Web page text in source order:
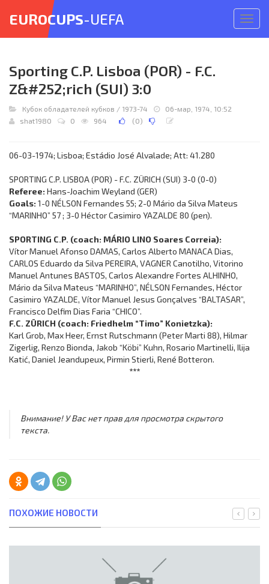
меню
EUROCUPS-UEFA
Sporting C.P. Lisboa (POR) - F.C.
Z&#252;rich (SUI) 3:0
Кубок обладателей кубков / 1973-74
06-мар, 1974, 10:52
shat1980
0 964 (0)
06-03-1974; Lisboa; Estádio José Alvalade; Att: 41.280
SPORTING C.P. LISBOA (POR) - F.C. ZÜRICH (SUI) 3-0 (0-0)
Referee: Hans-Joachim Weyland (GER)
Goals: 1-0 NÉLSON Fernandes 55; 2-0 Mário da Silva Mateus
“MARINHO” 57 ; 3-0 Héctor Casimiro YAZALDE 80 (pen).
SPORTING C.P. (coach: MÁRIO LINO Soares Correia):
Vítor Manuel Afonso DAMAS, Carlos Alberto MANACA Dias,
CARLOS Eduardo da Silva PEREIRA, VAGNER Canotilho, Vitorino
Manuel Antunes BASTOS, Carlos Alexandre Fortes ALHINHO,
Mário da Silva Mateus “MARINHO”, NÉLSON Fernandes, Héctor
Casimiro YAZALDE, Vítor Manuel Jesus Gonçalves “BALTASAR”,
Francisco Delfim Dias Faria “CHICO”.
F.C. ZÜRICH (coach: Friedhelm “Timo” Konietzka):
Karl Grob, Max Heer, Ernst Rutschmann (Peter Marti 88), Hilmar
Zigerlig, Renzo Bionda, Jakob “Köbi” Kuhn, Rosario Martinelli, Ilija
Katić, Daniel Jeandupeux, Pirmin Stierli, René Botteron.
***
Внимание! У Вас нет прав для просмотра скрытого
текста.
ПОХОЖИЕ НОВОСТИ